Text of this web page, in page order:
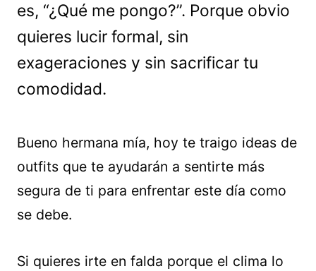
es, “¿Qué me pongo?”. Porque obvio
quieres lucir formal, sin
exageraciones y sin sacrificar tu
comodidad.
Bueno hermana mía, hoy te traigo ideas de
outfits que te ayudarán a sentirte más
segura de ti para enfrentar este día como
se debe.
Si quieres irte en falda porque el clima lo